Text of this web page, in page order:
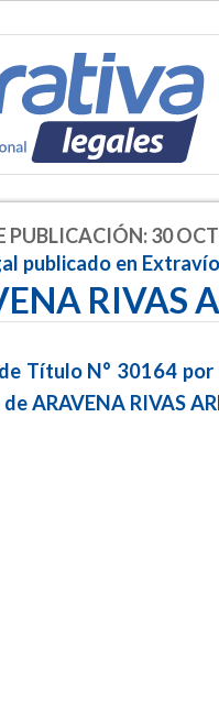
PUBLICACIÓN: 30
publicado en
RIVAS
Título N° 30164 por
ARAVENA RIVAS